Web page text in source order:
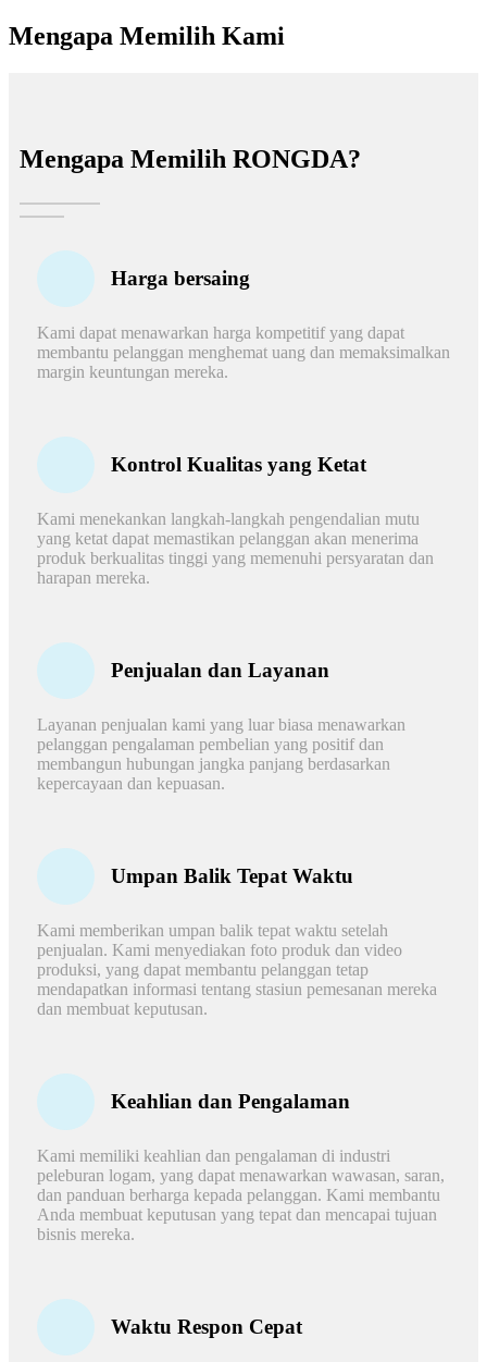
Mengapa Memilih Kami
Mengapa Memilih RONGDA?
Harga bersaing
Kami dapat menawarkan harga kompetitif yang dapat
membantu pelanggan menghemat uang dan memaksimalkan
margin keuntungan mereka.
Kontrol Kualitas yang Ketat
Kami menekankan langkah-langkah pengendalian mutu
yang ketat dapat memastikan pelanggan akan menerima
produk berkualitas tinggi yang memenuhi persyaratan dan
harapan mereka.
Penjualan dan Layanan
Layanan penjualan kami yang luar biasa menawarkan
pelanggan pengalaman pembelian yang positif dan
membangun hubungan jangka panjang berdasarkan
kepercayaan dan kepuasan.
Umpan Balik Tepat Waktu
Kami memberikan umpan balik tepat waktu setelah
penjualan. Kami menyediakan foto produk dan video
produksi, yang dapat membantu pelanggan tetap
mendapatkan informasi tentang stasiun pemesanan mereka
dan membuat keputusan.
Keahlian dan Pengalaman
Kami memiliki keahlian dan pengalaman di industri
peleburan logam, yang dapat menawarkan wawasan, saran,
dan panduan berharga kepada pelanggan. Kami membantu
Anda membuat keputusan yang tepat dan mencapai tujuan
bisnis mereka.
Waktu Respon Cepat